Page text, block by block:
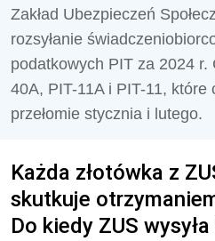
Zakład Ubezpieczeń
rozsyłanie
podatkowych PIT za 2024
40A, PIT-11A i PIT-11, które
przełomie stycznia i lutego.
Każda złotówka z
skutkuje
Do kiedy ZUS